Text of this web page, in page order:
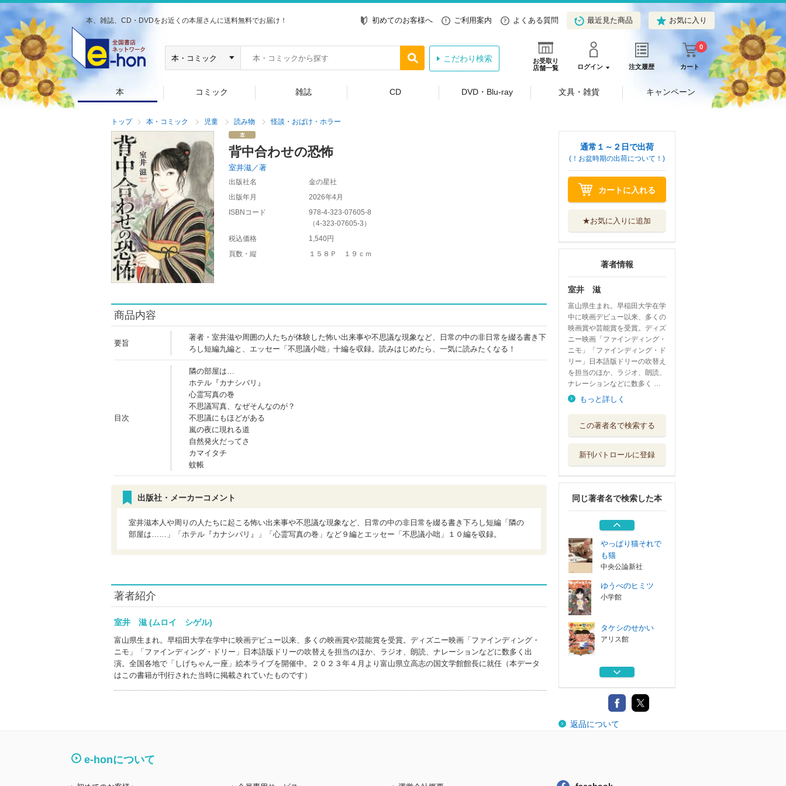
本、雑誌、CD・DVDをお近くの本屋さんに送料無料でお届け！ 初めてのお客様へ ご利用案内 よくある質問 最近見た商品 お気に入り
お受取り
店舗一覧
ログイン 注文履歴 カート
0
こだわり検索
本 コミック 雑誌 CD DVD・Blu-ray 文具・雑貨 キャンペーン
トップ 本・コミック 児童 読み物 怪談・おばけ・ホラー
背中合わせの恐怖
室井滋／著
出版社名
金の星社
出版年月
2026年4月
ISBNコード
978-4-323-07605-8
（4-323-07605-3 ）
税込価格
1,540円
頁数・縦
１５８Ｐ １９ｃｍ
商品内容
要旨
著者・室井滋や周囲の人たちが体験した怖い出来事や不思議な現象など、日常の中の非日常を綴る書き下
ろし短編九編と、エッセー「不思議小咄」十編を収録。読みはじめたら、一気に読みたくなる！
目次
隣の部屋は…
ホテル『カナシバリ』
心霊写真の巻
不思議写真、なぜそんなのが？
不思議にもほどがある
嵐の夜に現れる道
自然発火だってさ
カマイタチ
蚊帳
出版社・メーカーコメント
室井滋本人や周りの人たちに起こる怖い出来事や不思議な現象など、日常の中の非日常を綴る書き下ろし短編「隣の
部屋は……」「ホテル『カナシバリ』」「心霊写真の巻」など９編とエッセー「不思議小咄」１０編を収録。
著者紹介
室井 滋 (ムロイ シゲル)
富山県生まれ。早稲田大学在学中に映画デビュー以来、多くの映画賞や芸能賞を受賞。ディズニー映画「ファインディング・
ニモ」「ファインディング・ドリー」日本語版ドリーの吹替えを担当のほか、ラジオ、朗読、ナレーションなどに数多く出
演。全国各地で「しげちゃん一座」絵本ライブを開催中。２０２３年４月より富山県立高志の国文学館館長に就任（本データ
はこの書籍が刊行された当時に掲載されていたものです）
通常１～２日で出荷
(！お盆時期の出荷について！)
カートに入れる
★お気に入りに追加
著者情報
室井 滋
富山県生まれ。早稲田大学在学
中に映画デビュー以来、多くの
映画賞や芸能賞を受賞。ディズ
ニー映画「ファインディング・
ニモ」「ファインディング・ド
リー」日本語版ドリーの吹替え
を担当のほか、ラジオ、朗読、
ナレーションなどに数多く …
もっと詳しく
この著者名で検索する
新刊パトロールに登録
同じ著者名で検索した本
アリス館
チビのおねがい
タオルちゃん
金の星社
やっぱり猫それで
も猫
中央公論新社
ゆうべのヒミツ
小学館
タケシのせかい
アリス館
チビのおねがい
タオルちゃん
金の星社
返品について
e-honについて